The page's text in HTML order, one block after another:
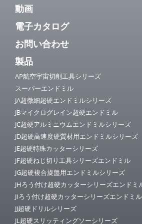
動画
電子カタログ
お問い合わせ
製品
AP航空宇宙切削工具シリーズ
スーパーエンドミル
JA超微細超硬エンドミルシリーズ
JBマイクログレイン超硬エンドミル
JC超硬アルミニウムエンドミルシリーズ
JD超硬高速度硬質材用エンドミルシリーズ
JE超硬特殊カッターシリーズ
JF超硬ねじ切り工具シリーズエンドミル
JG超硬複合旋盤用エンドミルシリーズ
JHろう付け超硬カッターシリーズエンドミ
JIろう付け超硬カッターシリーズエンドミル
JJ超硬ドリルシリーズ
JL超硬スリッティングソーシリーズ